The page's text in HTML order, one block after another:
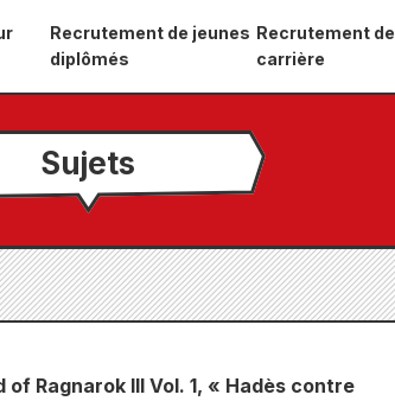
Recrutement de jeunes
diplômés
Recrutement de
carrière
Sujets
Ragnarok III Vol. 1, « Hadès contre